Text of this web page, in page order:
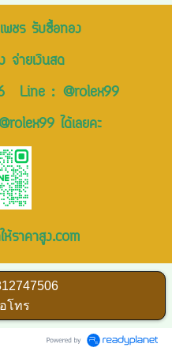
พชร รับซื้อทอง
จ่ายเงินสด
Line : @rolex99
ได้เลยคะ
ราคาสูง.com
โทร